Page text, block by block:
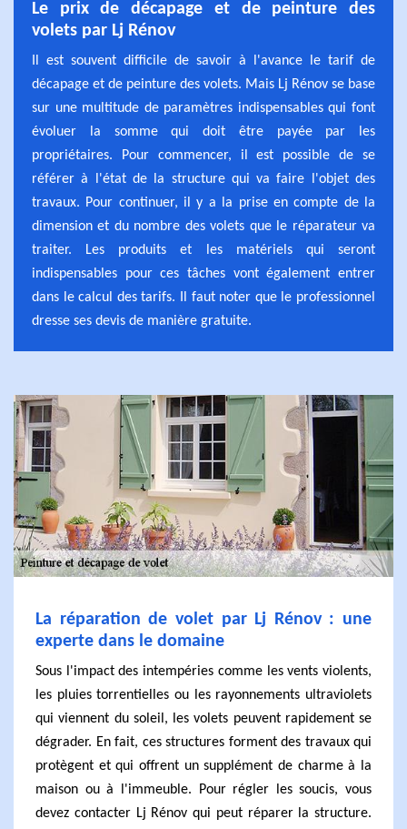
Le prix de décapage et de peinture des
volets par Lj Rénov
Il est souvent difficile de savoir à l'avance le tarif de
décapage et de peinture des volets. Mais Lj Rénov se base
sur une multitude de paramètres indispensables qui font
évoluer la somme qui doit être payée par les
propriétaires. Pour commencer, il est possible de se
référer à l'état de la structure qui va faire l'objet des
travaux. Pour continuer, il y a la prise en compte de la
dimension et du nombre des volets que le réparateur va
traiter. Les produits et les matériels qui seront
indispensables pour ces tâches vont également entrer
dans le calcul des tarifs. Il faut noter que le professionnel
dresse ses devis de manière gratuite.
La réparation de volet par Lj Rénov : une
experte dans le domaine
Sous l'impact des intempéries comme les vents violents,
les pluies torrentielles ou les rayonnements ultraviolets
qui viennent du soleil, les volets peuvent rapidement se
dégrader. En fait, ces structures forment des travaux qui
protègent et qui offrent un supplément de charme à la
maison ou à l'immeuble. Pour régler les soucis, vous
devez contacter Lj Rénov qui peut réparer la structure.